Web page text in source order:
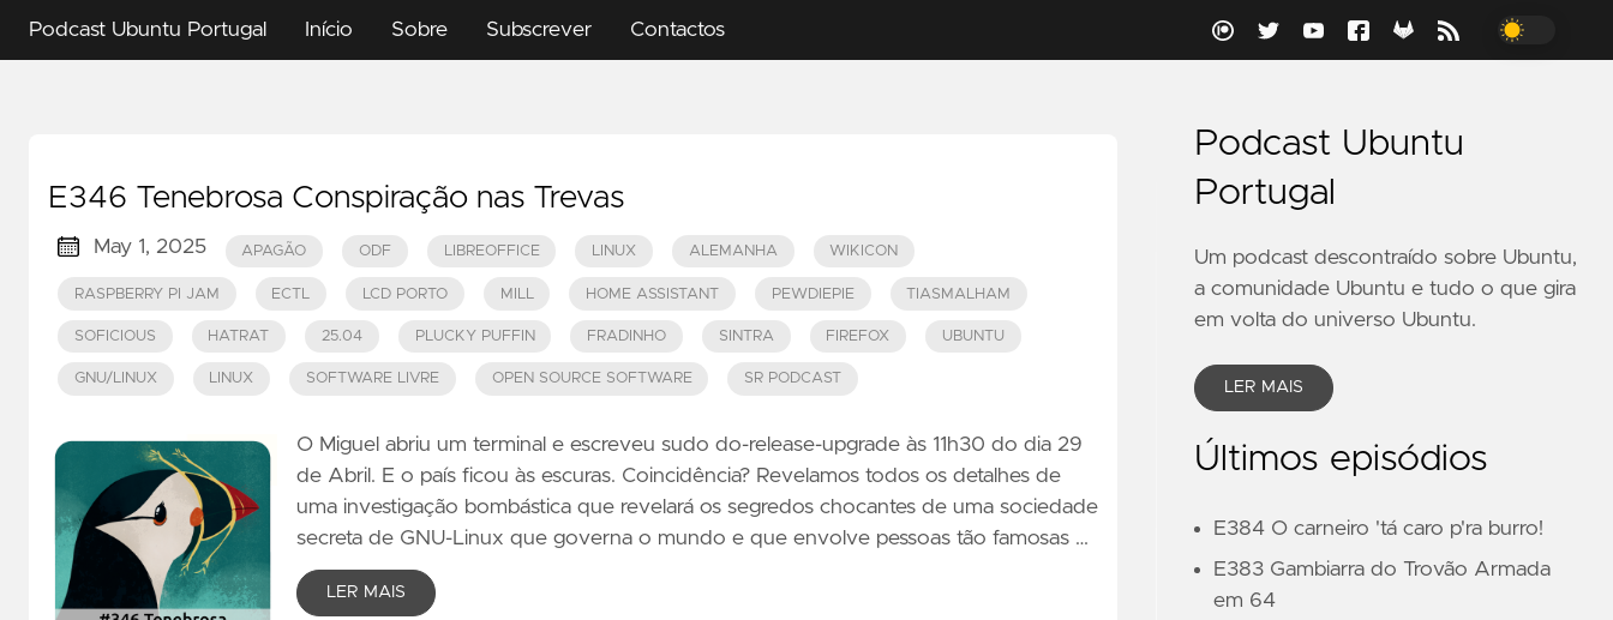
Podcast Ubuntu Portugal Início Sobre Subscrever Contactos
E346 Tenebrosa Conspiração nas Trevas
May 1, 2025 APAGÃO ODF LIBREOFFICE LINUX ALEMANHA WIKICON
RASPBERRY PI JAM ECTL LCD PORTO MILL HOME ASSISTANT PEWDIEPIE TIASMALHAM
SOFICIOUS HATRAT 25.04 PLUCKY PUFFIN FRADINHO SINTRA FIREFOX UBUNTU
GNU/LINUX LINUX SOFTWARE LIVRE OPEN SOURCE SOFTWARE SR PODCAST
O Miguel abriu um terminal e escreveu sudo do-release-upgrade às 11h30 do dia 29
de Abril. E o país ficou às escuras. Coincidência? Revelamos todos os detalhes de
uma investigação bombástica que revelará os segredos chocantes de uma sociedade
secreta de GNU-Linux que governa o mundo e que envolve pessoas tão famosas …
LER MAIS
Podcast Ubuntu
Portugal
Um podcast descontraído sobre Ubuntu,
a comunidade Ubuntu e tudo o que gira
em volta do universo Ubuntu.
LER MAIS
Últimos episódios
E384 O carneiro 'tá caro p'ra burro!
E383 Gambiarra do Trovão Armada
em 64